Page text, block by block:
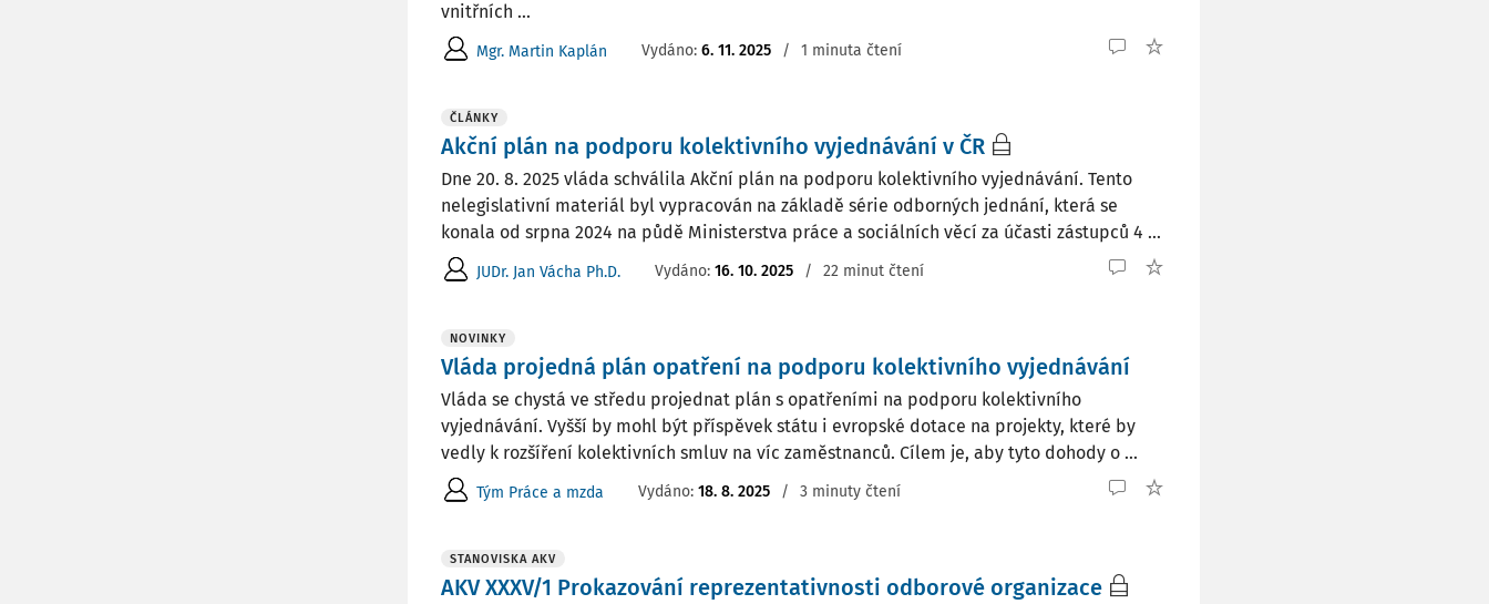
vnitřních ...
Mgr. Martin Kaplán Vydáno: 6. 11. 2025 / 1 minuta čtení
ČLÁNKY
Akční plán na podporu kolektivního vyjednávání v ČR
Dne 20. 8. 2025 vláda schválila Akční plán na podporu kolektivního vyjednávání. Tento
nelegislativní materiál byl vypracován na základě série odborných jednání, která se
konala od srpna 2024 na půdě Ministerstva práce a sociálních věcí za účasti zástupců 4 ...
JUDr. Jan Vácha Ph.D. Vydáno: 16. 10. 2025 / 22 minut čtení
NOVINKY
Vláda projedná plán opatření na podporu kolektivního vyjednávání
Vláda se chystá ve středu projednat plán s opatřeními na podporu kolektivního
vyjednávání. Vyšší by mohl být příspěvek státu i evropské dotace na projekty, které by
vedly k rozšíření kolektivních smluv na víc zaměstnanců. Cílem je, aby tyto dohody o ...
Tým Práce a mzda Vydáno: 18. 8. 2025 / 3 minuty čtení
STANOVISKA AKV
AKV XXXV/1 Prokazování reprezentativnosti odborové organizace